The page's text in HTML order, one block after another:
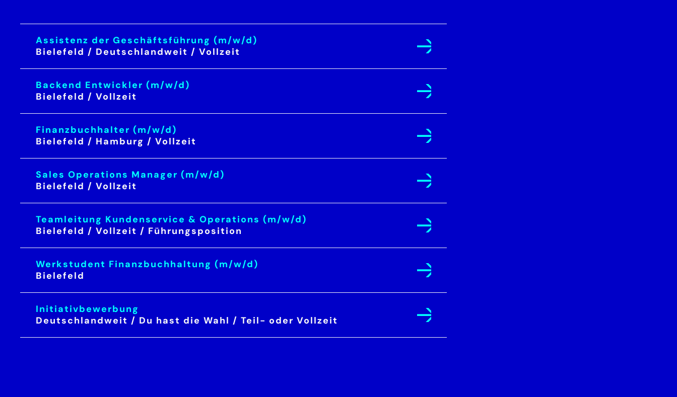
Assistenz der Geschäftsführung (m/w/d)
Bielefeld / Deutschlandweit / Vollzeit
Backend Entwickler (m/w/d)
Bielefeld / Vollzeit
Finanzbuchhalter (m/w/d)
Bielefeld / Hamburg / Vollzeit
Sales Operations Manager (m/w/d)
Bielefeld / Vollzeit
Teamleitung Kundenservice & Operations (m/w/d)
Bielefeld / Vollzeit / Führungsposition
Werkstudent Finanzbuchhaltung (m/w/d)
Bielefeld
Initiativbewerbung
Deutschlandweit / Du hast die Wahl / Teil- oder Vollzeit